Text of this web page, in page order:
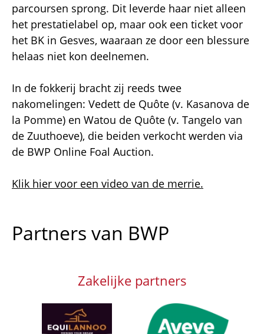
parcoursen sprong. Dit leverde haar niet alleen
het prestatielabel op, maar ook een ticket voor
het BK in Gesves, waaraan ze door een blessure
helaas niet kon deelnemen.
In de fokkerij bracht zij reeds twee
nakomelingen: Vedett de Quôte (v. Kasanova de
la Pomme) en Watou de Quôte (v. Tangelo van
de Zuuthoeve), die beiden verkocht werden via
de BWP Online Foal Auction.
Klik hier voor een video van de merrie.
Partners van BWP
Zakelijke partners
Afbeelding Afbeelding